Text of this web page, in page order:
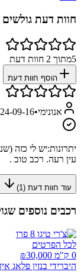
חוות דעת
5מתוך 2 חוות דעת
הוסף חוות דעת
אנונימי•
09-16
יתרונות:
עין רעה. רכב טוב .
עוד חוות דעת (1
)
רכבים נוספים
לכל הפרטים
0 ק"מ ₪
30,000
היברידי בנזין פלאג אין